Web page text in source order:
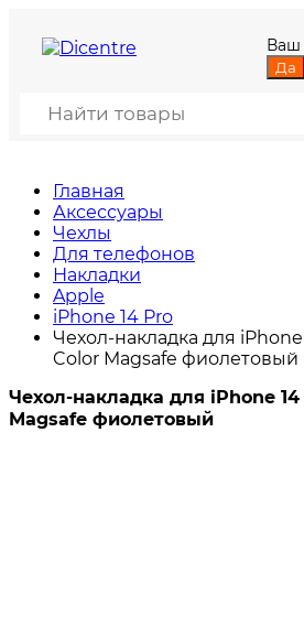
Ваш
Главная
Аксессуары
Чехлы
Для телефонов
Накладки
Apple
iPhone 14 Pro
Чехол-накладка для
Color Magsafe фиолетовый
Чехол-накладка для iPhone
Magsafe фиолетовый